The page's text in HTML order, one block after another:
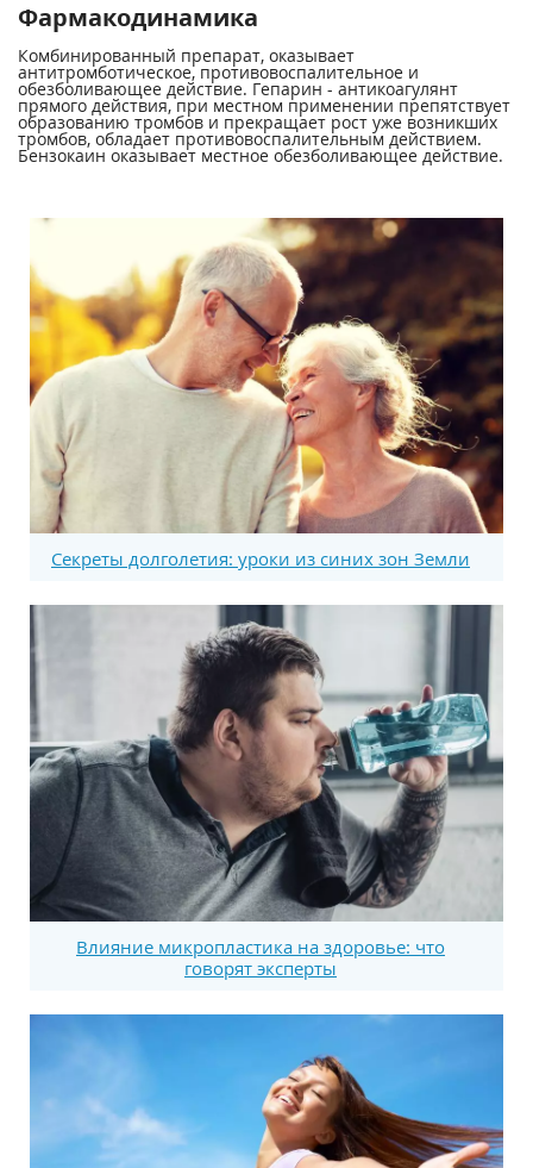
Фармакодинамика
Комбинированный препарат, оказывает
антитромботическое, противовоспалительное и
обезболивающее действие. Гепарин - антикоагулянт
прямого действия, при местном применении препятствует
образованию тромбов и прекращает рост уже возникших
тромбов, обладает противовоспалительным действием.
Бензокаин оказывает местное обезболивающее действие.
Секреты долголетия: уроки из синих зон Земли
Влияние микропластика на здоровье: что
говорят эксперты